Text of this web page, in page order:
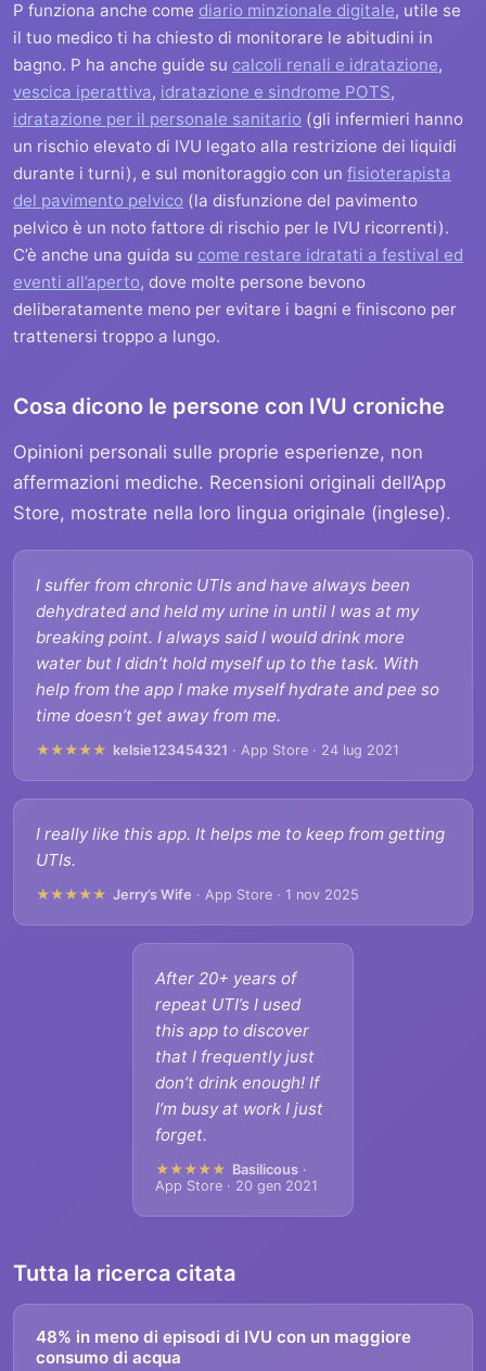
P funziona anche come diario minzionale digitale, utile se
il tuo medico ti ha chiesto di monitorare le abitudini in
bagno. P ha anche guide su calcoli renali e idratazione,
vescica iperattiva, idratazione e sindrome POTS,
idratazione per il personale sanitario (gli infermieri hanno
un rischio elevato di IVU legato alla restrizione dei liquidi
durante i turni), e sul monitoraggio con un fisioterapista
del pavimento pelvico (la disfunzione del pavimento
pelvico è un noto fattore di rischio per le IVU ricorrenti).
C’è anche una guida su come restare idratati a festival ed
eventi all’aperto, dove molte persone bevono
deliberatamente meno per evitare i bagni e finiscono per
trattenersi troppo a lungo.
Cosa dicono le persone con IVU croniche
Opinioni personali sulle proprie esperienze, non
affermazioni mediche. Recensioni originali dell’App
Store, mostrate nella loro lingua originale (inglese).
I suffer from chronic UTIs and have always been
dehydrated and held my urine in until I was at my
breaking point. I always said I would drink more
water but I didn’t hold myself up to the task. With
help from the app I make myself hydrate and pee so
time doesn’t get away from me.
★★★★★ kelsie123454321 · App Store · 24 lug 2021
I really like this app. It helps me to keep from getting
UTIs.
★★★★★ Jerry’s Wife · App Store · 1 nov 2025
After 20+ years of
repeat UTI’s I used
this app to discover
that I frequently just
don’t drink enough! If
I’m busy at work I just
forget.
★★★★★ Basilicous ·
App Store · 20 gen 2021
Tutta la ricerca citata
48% in meno di episodi di IVU con un maggiore
consumo di acqua